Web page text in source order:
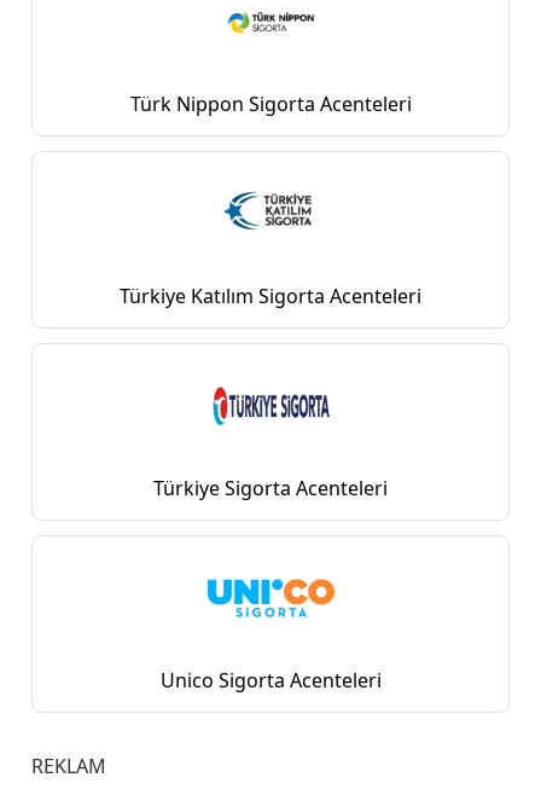
Türk Nippon Sigorta Acenteleri
Türkiye Katılım Sigorta Acenteleri
Türkiye Sigorta Acenteleri
Unico Sigorta Acenteleri
REKLAM